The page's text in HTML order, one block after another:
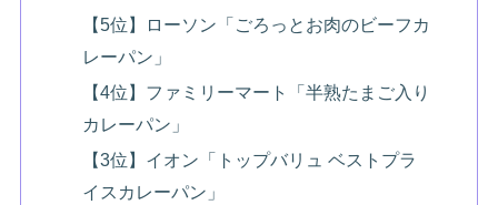
【5位】ローソン「ごろっとお肉のビーフカ
レーパン」
【4位】ファミリーマート「半熟たまご入り
カレーパン」
【3位】イオン「トップバリュ ベストプラ
イスカレーパン」